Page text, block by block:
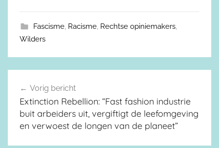
Fascisme, Racisme, Rechtse opiniemakers,
Wilders
Berichtnavigatie
Vorig bericht
Extinction Rebellion: “Fast fashion industrie
buit arbeiders uit, vergiftigt de leefomgeving
en verwoest de longen van de planeet”